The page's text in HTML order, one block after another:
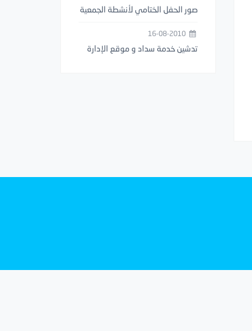
صور الحفل الختامي لأنشطة الجمعية
16-08-2010
تدشين خدمة سداد و موقع الإدارة